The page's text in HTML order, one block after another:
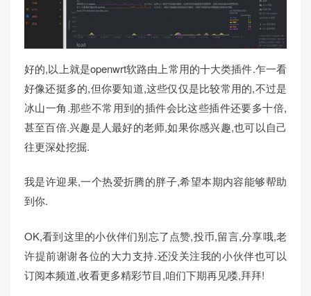
好的,以上就是openwrt软路由上常用的十大类插件.乍一看
好像还挺多的,但你要知道,这些仅仅是比较常用的,不过是
冰山一角.那些不常用到的插件会比这些插件还要多十倍,
甚至百倍.兴趣是人最好的老师,如果你感兴趣,也可以自己
往更深处挖掘.
我是许迎果,一个热爱折腾的胖子,希望本期内容能够帮助
到你.
OK,看到这里的小伙伴们别忘了点赞,投币,留言,分享哦,老
许提前谢谢各位的大力支持.还没关注我的小伙伴也可以
订阅本频道,收看更多精彩节目,咱们下期再见喽,拜拜!